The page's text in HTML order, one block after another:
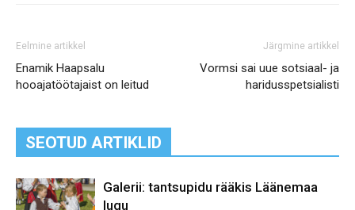
Eelmine artikkel
Enamik Haapsalu
hooajatöötajaist on leitud
Järgmine artikkel
Vormsi sai uue sotsiaal- ja
haridusspetsialisti
SEOTUD ARTIKLID
Galerii: tantsupidu rääkis Läänemaa
lugu